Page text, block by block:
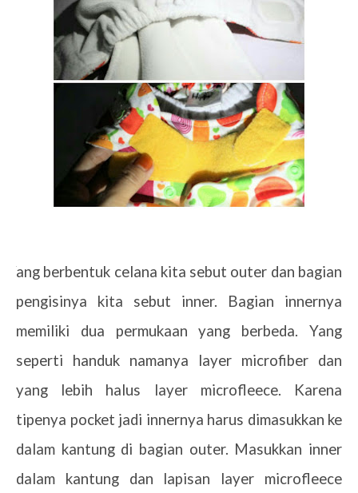
berbentuk celana kita sebut outer dan bagian
pengisinya kita sebut inner. Bagian innernya
memiliki dua permukaan yang berbeda. Yang
seperti handuk namanya layer microfiber dan
yang lebih halus layer microfleece. Karena
tipenya pocket jadi innernya harus dimasukkan ke
dalam kantung di bagian outer. Masukkan inner
dalam kantung dan lapisan layer microfleece